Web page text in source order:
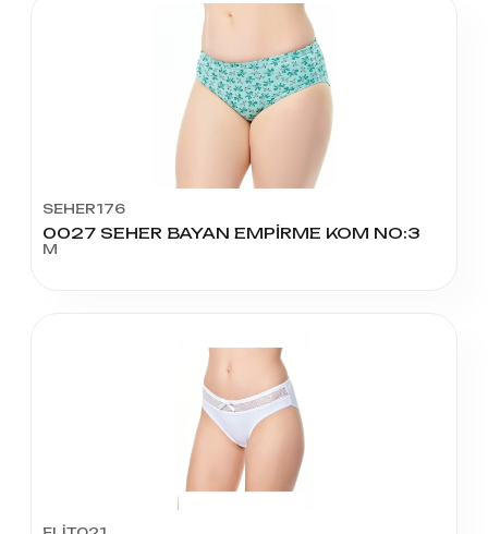
SEHER176
0027 SEHER BAYAN EMPİRME KOM NO:3
M